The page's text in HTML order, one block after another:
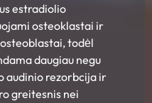
estradiolio
osteoklastai ir
todėl
daugiau negu
audinio rezorbcija ir
greitesnis nei